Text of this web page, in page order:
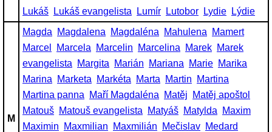
Lukáš
Lukáš evangelista Lumír Lutobor Lydie Lýdie
M
Magda Magdalena Magdaléna Mahulena
Mamert
Marcel
Marcela Marcelin Marcelina Marek Marek
evangelista
Margita Marián Mariana Marie Marika
Marina
Marketa Markéta Marta Martin
Martina
Martina panna
Maří Magdaléna Matěj
Matěj apoštol
Matouš Matouš evangelista Matyáš Matylda
Maxim
Maximin
Maxmilian Maxmilián Mečislav Medard